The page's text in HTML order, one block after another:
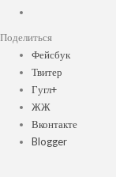
Поделиться
Фейсбук
Твитер
Гугл+
ЖЖ
Вконтакте
Blogger